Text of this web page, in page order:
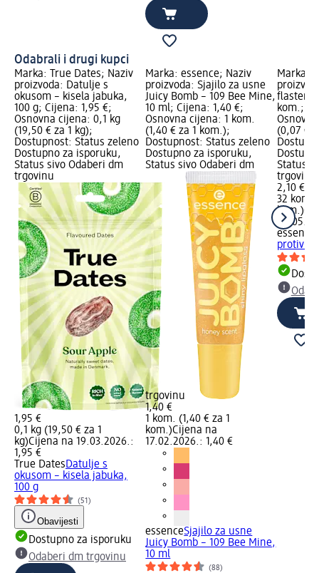
Odabrali i drugi kupci
Marka: True Dates; Naziv
proizvoda: Datulje s
okusom – kisela jabuka,
100 g; Cijena: 1,95 €;
Osnovna cijena: 0,1 kg
(19,50 € za 1 kg);
Dostupnost: Status zeleno
Dostupno za isporuku,
Status sivo Odaberi dm
trgovinu
1,95 €
0,1 kg (19,50 € za 1
kg)Cijena na 19.03.2026.:
1,95 €
True DatesDatulje s
okusom – kisela jabuka,
100 g
(51)
Obavijesti
Dostupno za isporuku
Odaberi dm trgovinu
Marka: essence; Naziv
proizvoda: Sjajilo za usne
Juicy Bomb – 109 Bee Mine,
10 ml; Cijena: 1,40 €;
Osnovna cijena: 1 kom.
(1,40 € za 1 kom.);
Dostupnost: Status zeleno
Dostupno za isporuku,
Status sivo Odaberi dm
trgovinu
1,40 €
1 kom. (1,40 € za 1
kom.)Cijena na
17.02.2026.: 1,40 €
essenceSjajilo za usne
Juicy Bomb – 109 Bee Mine,
10 ml
(88)
Marka:
flasteri
kom.;
(0,07 €
Status
trgovinu
2,10 €
32 kom.
kom.)
essence
protiv